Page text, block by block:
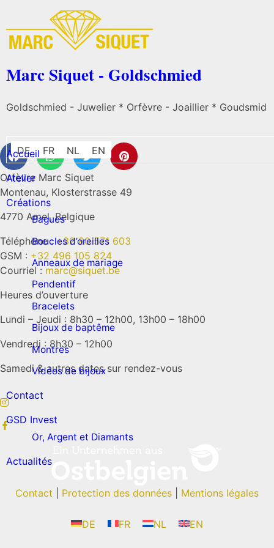
Marc Siquet - Goldschmied
Goldschmied - Juwelier * Orfèvre - Joaillier * Goudsmid
DE FR NL EN
Accueil
Atelier
Créations
Bagues
Boucles d’oreilles
Anneaux de mariage
Pendentif
Bracelets
Bijoux de baptême
Montres
Vidéos de bijoux
Contact
GSD Invest
Or, Argent et Diamants
Actualités
Orfèvre Marc Siquet
Montenau, Klosterstrasse 49
4770 Amel, Belgique
Téléphone :+32 80 571 603
GSM : +32 496 105 824
Courriel :marc@siquet.be
Heures d’ouverture
Lundi – Jeudi : 8h30 – 12h00, 13h00 – 18h00
Vendredi : 8h30 – 12h00
Samedi & autres dates sur rendez-vous
DE FR NL EN
Contact Protection des données Mentions légales